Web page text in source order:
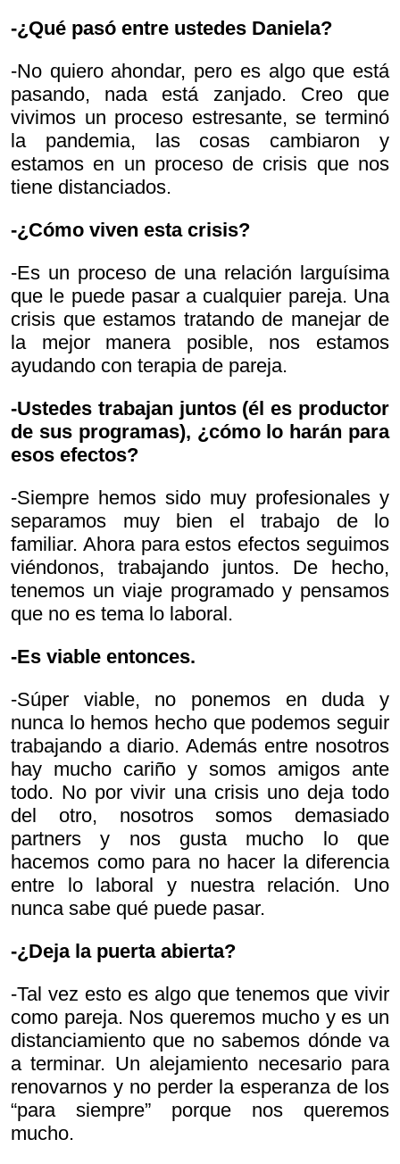
-¿Qué pasó entre ustedes Daniela?
-No quiero ahondar, pero es algo que está
pasando, nada está zanjado. Creo que
vivimos un proceso estresante, se terminó
la pandemia, las cosas cambiaron y
estamos en un proceso de crisis que nos
tiene distanciados.
-¿Cómo viven esta crisis?
-Es un proceso de una relación larguísima
que le puede pasar a cualquier pareja. Una
crisis que estamos tratando de manejar de
la mejor manera posible, nos estamos
ayudando con terapia de pareja.
-Ustedes trabajan juntos (él es productor
de sus programas), ¿cómo lo harán para
esos efectos?
-Siempre hemos sido muy profesionales y
separamos muy bien el trabajo de lo
familiar. Ahora para estos efectos seguimos
viéndonos, trabajando juntos. De hecho,
tenemos un viaje programado y pensamos
que no es tema lo laboral.
-Es viable entonces.
-Súper viable, no ponemos en duda y
nunca lo hemos hecho que podemos seguir
trabajando a diario. Además entre nosotros
hay mucho cariño y somos amigos ante
todo. No por vivir una crisis uno deja todo
del otro, nosotros somos demasiado
partners y nos gusta mucho lo que
hacemos como para no hacer la diferencia
entre lo laboral y nuestra relación. Uno
nunca sabe qué puede pasar.
-¿Deja la puerta abierta?
-Tal vez esto es algo que tenemos que vivir
como pareja. Nos queremos mucho y es un
distanciamiento que no sabemos dónde va
a terminar. Un alejamiento necesario para
renovarnos y no perder la esperanza de los
“para siempre” porque nos queremos
mucho.